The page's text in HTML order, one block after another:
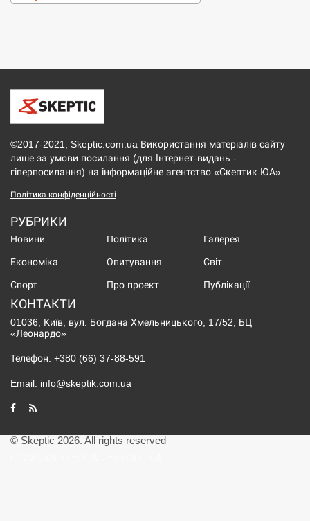
©2017-2021, Skeptic.com.ua Використання матеріалів сайту
лише за умови посилання (для Інтернет-видань -
гіперпосилання) на інформаційне агентство «Скептик ЮА»
Політика конфіденційності
РУБРИКИ
Новини Політика Галерея
Економіка Опитування Світ
Спорт Про проект Публікації
КОНТАКТИ
01036, Київ, вул. Богдана Хмельницького, 17/52, БЦ
«Леонардо»
Телефон: +380 (66) 37-88-591
Email: info@skeptik.com.ua
© Skeptic 2026. All rights reserved